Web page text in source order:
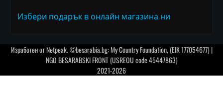
Избери подарък в онлайн магазина ни
Изработен отNetpeak. ©besarabia.bg: My Country Foundation, (EIK 177054677) |
NGO BESARABSKI FRONT (USREOU code 45447863)
2021-2026